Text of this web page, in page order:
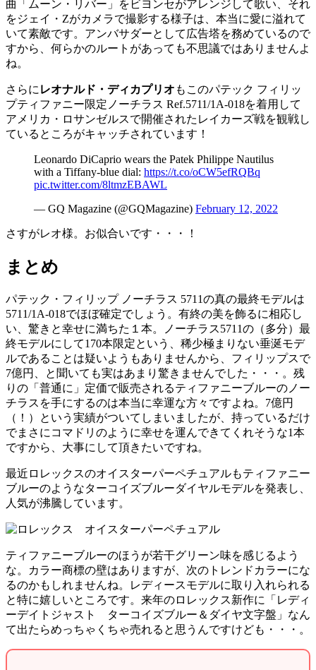
曲「ムーン・リバー」をビヨンセがアレンジして歌い、それ
をジェイ・Zがカメラで撮影する様子は、本当に愛に溢れて
いて素敵です。アンバサダーとして広告塔を務めているので
すから、何らかのルートがあっても不思議ではありませんよ
ね。
さらに レオナルド・ディカプリオ もこのパテック フィリッ
プティファニー限定ノーチラス Ref.5711/1A-018を着用して
アメリカ・ロサンゼルスで開催されたレイカーズ戦を観戦し
ているところがキャッチされています！
Leonardo DiCaprio wears the Patek Philippe Nautilus
with a Tiffany-blue dial: https://t.co/oCW5efRQBq
pic.twitter.com/8ltmzEBAWL
— GQ Magazine (@GQMagazine) February 12, 2022
さすがレオ様。お似合いです・・・！
まとめ
パテック・フィリップ ノーチラス 5711の真の最終モデルは
5711/1A-018でほぼ確定でしょう。有終の美を飾るに相応し
い、驚きと幸せに満ちた１本。ノーチラス5711の（多分）最
終モデルにして170本限定という、稀少極まりない垂涎モデ
ルであることは疑いようもありませんから、フィリップスで
7億円、と聞いても実はあまり驚きませんでした・・・。残
りの「普通に」定価で販売されるティファニーブルーのノー
チラスを手にするのは本当に幸運な方々ですよね。7億円
（！）という実績がついてしまいましたが、持っているだけ
でまさにコマドリのように幸せを運んできてくれそうな1本
ですから、大事にして頂きたいですね。
最近ロレックスのオイスターパーペチュアルもティファニー
ブルーのようなターコイズブルーダイヤルモデルを発表し、
人気が沸騰しています。
ティファニーブルーのほうが若干グリーン味を感じるよう
な。カラー商標の壁はありますが、次のトレンドカラーにな
るのかもしれませんね。レディースモデルに取り入れられる
と特に嬉しいところです。来年のロレックス新作に「レディ
ーデイトジャスト ターコイズブルー＆ダイヤ文字盤」なん
て出たらめっちゃくちゃ売れると思うんですけども・・・。